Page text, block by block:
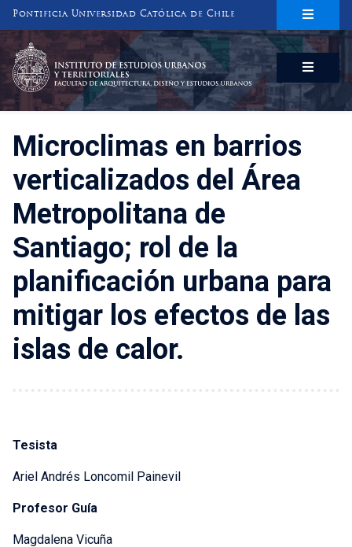
Pontificia Universidad Católica de Chile
INSTITUTO DE ESTUDIOS URBANOS
Y TERRITORIALES
FACULTAD DE ARQUITECTURA, DISEÑO Y ESTUDIOS URBANOS
Microclimas en barrios
verticalizados del Área
Metropolitana de
Santiago; rol de la
planificación urbana para
mitigar los efectos de las
islas de calor.
Tesista
Ariel Andrés Loncomil Painevil
Profesor Guía
Magdalena Vicuña